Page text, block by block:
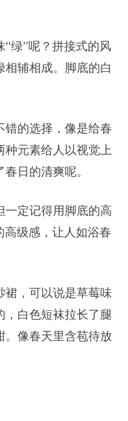
绿’’呢？拼接式的风
辅相成。脚底的白
错的选择，像是给春
种元素给人以视觉上
日的清爽呢。
一定记得用脚底的高
高级感，让人如浴春
裙，可以说是草莓味
，白色短袜拉长了腿
。像春天里含苞待放